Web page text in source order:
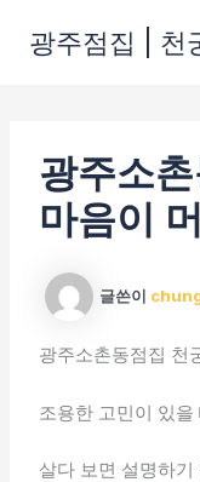
광주점집 | 천
광주소
마음이
글쓴이
광주소촌동점집 천
조용한 고민이 있
살다 보면 설명하